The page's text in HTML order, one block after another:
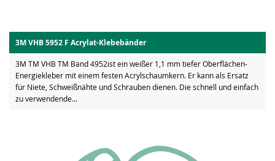
3M VHB 5952 F Acrylat-Klebebänder
3M TM VHB TM Band 4952ist ein weißer 1,1 mm tiefer Oberflächen-
Energiekleber mit einem festen Acrylschaumkern. Er kann als Ersatz
für Niete, Schweißnähte und Schrauben dienen. Die schnell und einfach
zu verwendende...